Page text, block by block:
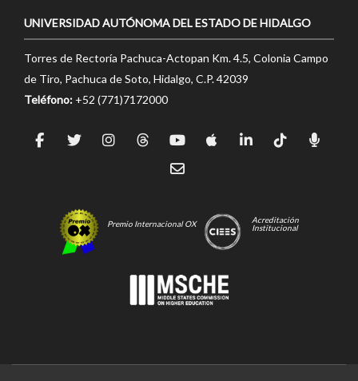
UNIVERSIDAD AUTÓNOMA DEL ESTADO DE HIDALGO
Torres de Rectoría Pachuca-Actopan Km. 4.5, Colonia Campo
de Tiro, Pachuca de Soto, Hidalgo, C.P. 42039
Teléfono: +52 (771)7172000
Premio Internacional OX
Acreditación
Institucional